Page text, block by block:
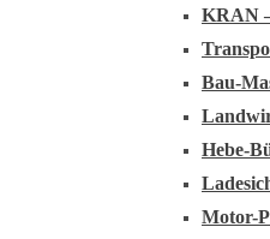
KRAN
Bau-
Hebe-
Motor-